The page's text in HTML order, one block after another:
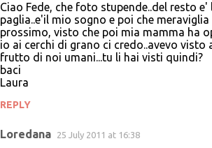
Ciao Fede, che foto stupende..del resto
paglia..e'il mio sogno e poi che
prossimo, visto che poi mia mamma ha
io ai cerchi di grano ci credo..avevo
frutto di noi umani...tu li hai visti quindi?
baci
Laura
REPLY
Loredana 25 July 2011 at 16:38